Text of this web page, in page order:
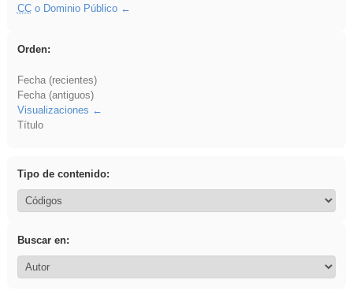
CCo Dominio Público
Orden:
Fecha (recientes)
Fecha (antiguos)
Visualizaciones
Título
Tipo de contenido:
Buscar en: